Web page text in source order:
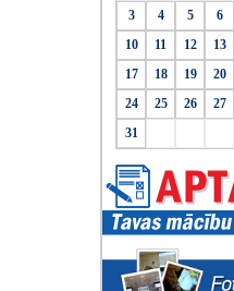
3
4 5 6
10
11 12 13
17
18 19 20
24
25 26 27
31